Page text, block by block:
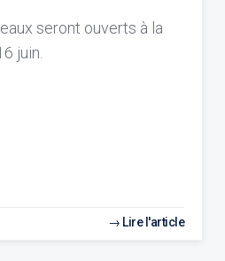
seront ouverts à la
juin.
Lire l'article